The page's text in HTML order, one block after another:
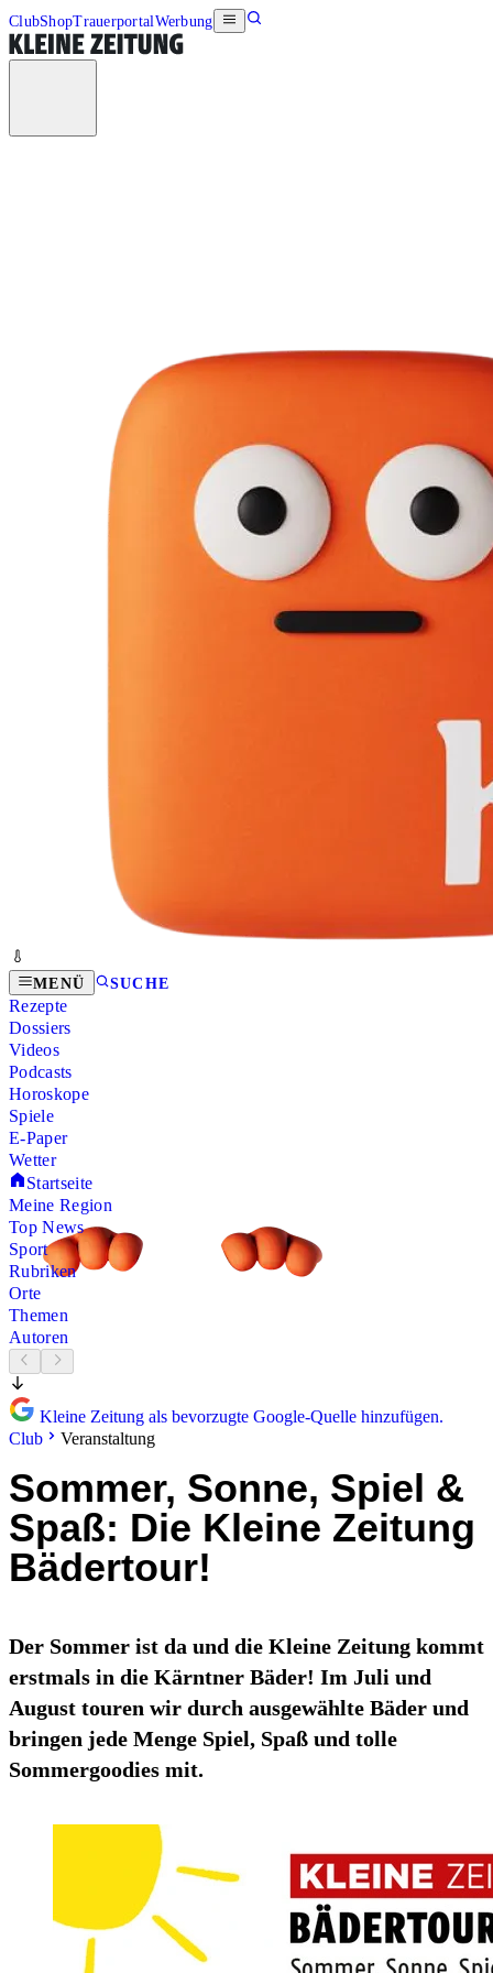
ClubShopTrauerportalWerbung
MENÜ SUCHE
Rezepte
Dossiers
Videos
Podcasts
Horoskope
Spiele
E-Paper
Wetter
Startseite
Meine Region
Top News
Sport
Rubriken
Orte
Themen
Autoren
Kleine Zeitung als bevorzugte Google-Quelle hinzufügen.
Club
Veranstaltung
Sommer, Sonne, Spiel &
Spaß: Die Kleine Zeitung
Bädertour!
Der Sommer ist da und die Kleine Zeitung kommt
erstmals in die Kärntner Bäder! Im Juli und
August touren wir durch ausgewählte Bäder und
bringen jede Menge Spiel, Spaß und tolle
Sommergoodies mit.